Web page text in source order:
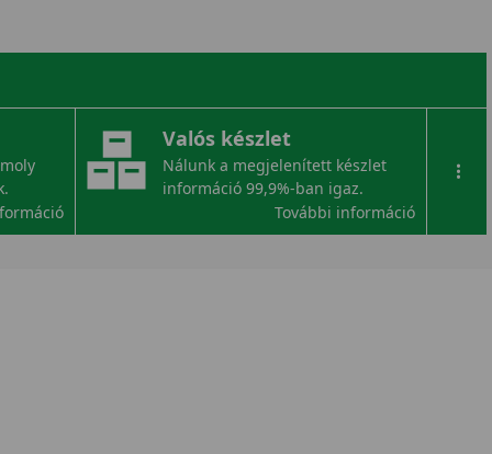
Valós készlet
Nálunk a megjelenített készlet
információ 99,9%-ban igaz.
További információ
...